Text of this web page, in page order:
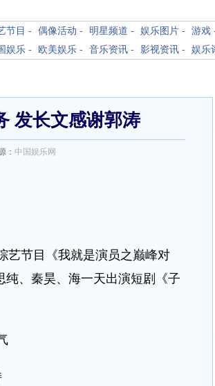
节目 - 偶像活动 - 明星频道 - 娱乐图片 - 游戏
娱乐 - 欧美娱乐 - 音乐资讯 - 影视资讯 - 娱乐
发长文感谢郭涛
： 中国娱乐网
艺节目《我就是演员之巅峰对
、秦昊、海一天出演短剧《子